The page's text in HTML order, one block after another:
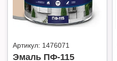
Артикул: 1476071
Эмаль ПФ-115